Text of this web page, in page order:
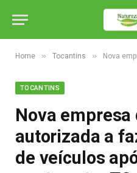
Home » Tocantins » Nova empresa de balsa é
TOCANTINS
Nova empresa
autorizada a
de veículos